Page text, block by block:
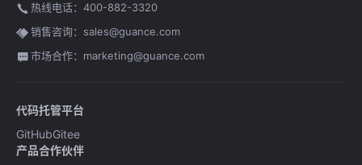
热线电话：400-882-3320
销售咨询：sales@guance.com
市场合作：marketing@guance.com
代码托管平台
GitHubGitee
产品合作伙伴